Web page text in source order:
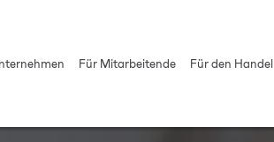
Für Mitarbeitende Für den Handel